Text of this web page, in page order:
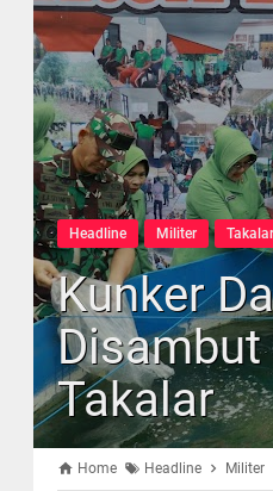
Headline Militer Takalar
Kunker
Takalar
Home Headline Militer